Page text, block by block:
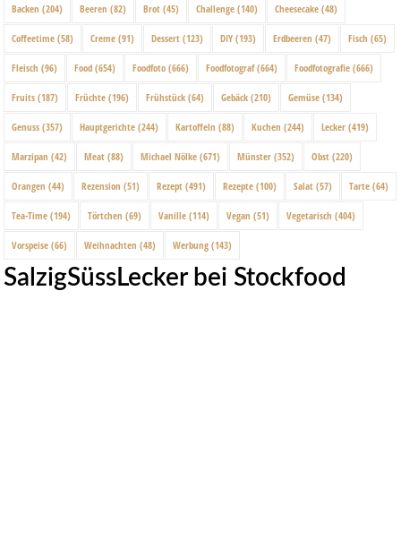
Backen (204) Beeren (82) Brot (45) Challenge (140) Cheesecake (48)
Coffeetime (58) Creme (91) Dessert (123) DIY (193) Erdbeeren (47) Fisch (65)
Fleisch (96) Food (654) Foodfoto (666) Foodfotograf(664) Foodfotografie (666)
Fruits (187) Früchte (196) Frühstück (64) Gebäck (210) Gemüse (134)
Genuss (357) Hauptgerichte (244) Kartoffeln (88) Kuchen (244) Lecker (419)
Marzipan (42) Meat (88) Michael Nölke (671) Münster (352) Obst (220)
Orangen (44) Rezension (51) Rezept (491) Rezepte (100) Salat (57) Tarte (64)
Tea-Time (194) Törtchen (69) Vanille (114) Vegan (51) Vegetarisch (404)
Vorspeise (66) Weihnachten (48) Werbung (143)
SalzigSüssLecker bei Stockfood